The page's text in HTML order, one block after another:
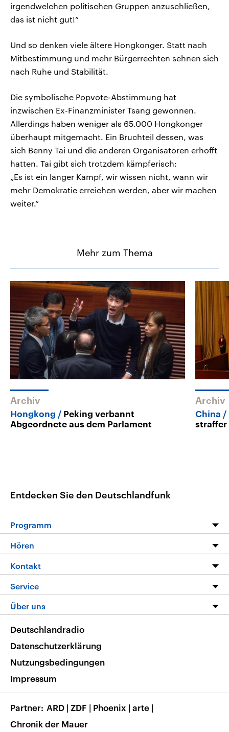
irgendwelchen politischen Gruppen anzuschließen,
das ist nicht gut!“
Und so denken viele ältere Hongkonger. Statt nach
Mitbestimmung und mehr Bürgerrechten sehnen sich
nach Ruhe und Stabilität.
Die symbolische Popvote-Abstimmung hat
inzwischen Ex-Finanzminister Tsang gewonnen.
Allerdings haben weniger als 65.000 Hongkonger
überhaupt mitgemacht. Ein Bruchteil dessen, was
sich Benny Tai und die anderen Organisatoren erhofft
hatten. Tai gibt sich trotzdem kämpferisch:
„Es ist ein langer Kampf, wir wissen nicht, wann wir
mehr Demokratie erreichen werden, aber wir machen
weiter.“
Mehr zum Thema
Archiv
Hongkong
Peking verbannt
Abgeordnete aus dem Parlament
Archiv
China
straffer
Entdecken Sie den Deutschlandfunk
Programm
Die Nachrichten
Nachrichtenleicht
Neue Beiträge auf dlf.de
Hören
Livestream
Podcasts
Deutschlandfunk App
Nachrichten App
Frequenzen
Kontakt
Service
FAQ
Veranstaltungen
Musikliste
RSS
Über uns
Barrierefreiheit
Deutschlandradio
Datenschutzerklärung
Nutzungsbedingungen
Impressum
Partner ARD | ZDF | Phoenix | arte |
Chronik der Mauer